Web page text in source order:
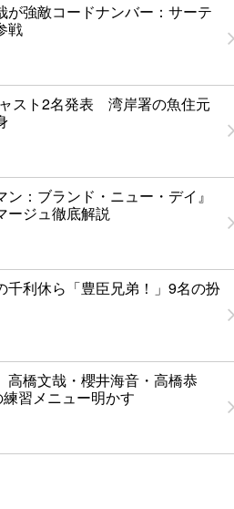
が強敵コードナンバー：サーテ
戦
スト2名発表 湾岸署の魚住元
ン：ブランド・ニュー・デイ』
ージュ徹底解説
千利休ら「豊臣兄弟！」9名の扮
橋文哉・櫻井海音・高橋恭
習メニュー明かす